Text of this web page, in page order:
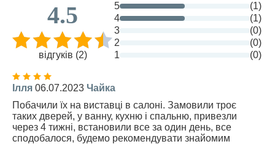
4.5
відгуків (2)
5
(1)
4
(1)
3
(0)
2
(0)
1
(0)
Ілля 06.07.2023 Чайка
Побачили їх на виставці в салоні. Замовили троє
таких дверей, у ванну, кухню і спальню, привезли
через 4 тижні, встановили все за один день, все
сподобалося, будемо рекомендувати знайомим